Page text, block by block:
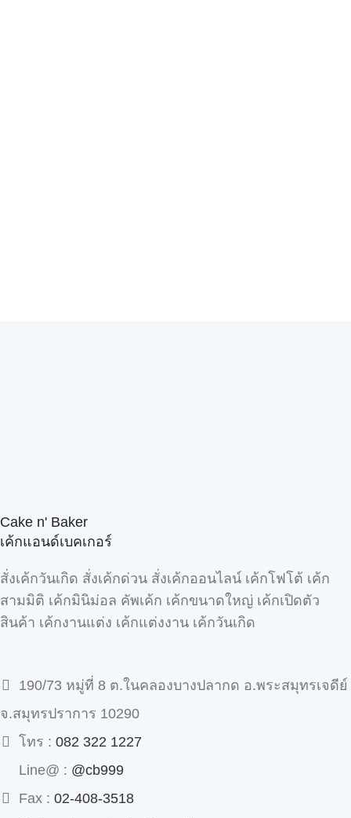
Cake n' Baker
เค้กแอนด์เบคเกอร์
สั่งเค้กวันเกิด สั่งเค้กด่วน สั่งเค้กออนไลน์ เค้กโฟโต้ เค้ก
สามมิติ เค้กมินิม่อล คัพเค้ก เค้กขนาดใหญ่ เค้กเปิดตัว
สินค้า เค้กงานแต่ง เค้กแต่งงาน เค้กวันเกิด
190/73 หมู่ที่ 8 ต.ในคลองบางปลากด อ.พระสมุทรเจดีย์
จ.สมุทรปราการ 10290
โทร : 082 322 1227
Line@ : @cb999
Fax : 02-408-3518